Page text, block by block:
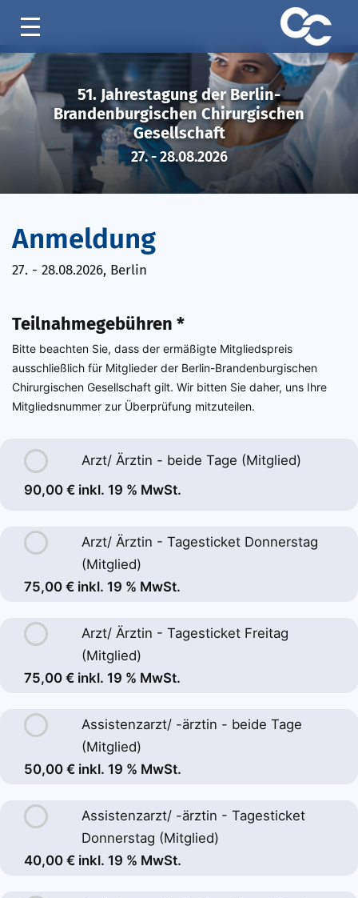
51. Jahrestagung der Berlin-
Brandenburgischen Chirurgischen
Gesellschaft
27. - 28.08.2026
Anmeldung
27. - 28.08.2026, Berlin
Teilnahmegebühren *
Bitte beachten Sie, dass der ermäßigte Mitgliedspreis
ausschließlich für Mitglieder der Berlin-Brandenburgischen
Chirurgischen Gesellschaft gilt. Wir bitten Sie daher, uns Ihre
Mitgliedsnummer zur Überprüfung mitzuteilen.
Arzt/ Ärztin - beide Tage (Mitglied)
90,00 € inkl. 19 % MwSt.
Arzt/ Ärztin - Tagesticket Donnerstag
(Mitglied)
75,00 € inkl. 19 % MwSt.
Arzt/ Ärztin - Tagesticket Freitag
(Mitglied)
75,00 € inkl. 19 % MwSt.
Assistenzarzt/ -ärztin - beide Tage
(Mitglied)
50,00 € inkl. 19 % MwSt.
Assistenzarzt/ -ärztin - Tagesticket
Donnerstag (Mitglied)
40,00 € inkl. 19 % MwSt.